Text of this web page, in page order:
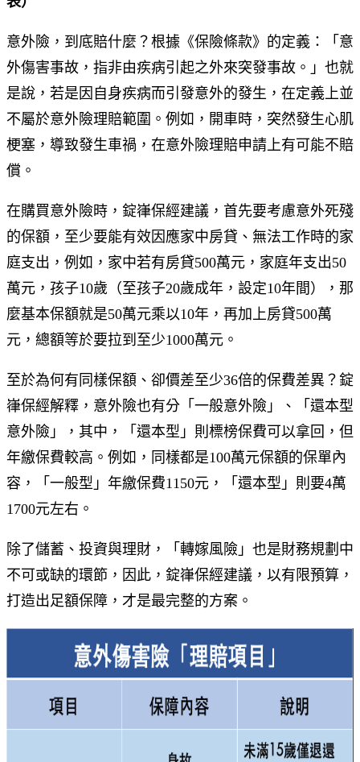
意外險，到底賠什麼？根據《保險條款》的定義：「意
外傷害事故，指非由疾病引起之外來突發事故。」也就
是說，若是因自身疾病而引發意外的發生，在定義上並
不屬於意外險理賠範圍。例如，開車時，突然發生心肌
梗塞，導致發生車禍，在意外險理賠申請上有可能不賠
償。
在購買意外險時，錠嵂保經建議，首先要考慮意外死殘
的保額，至少要能有效因應家中房貸、無法工作時的家
庭支出，例如，家中若有房貸500萬元，家庭年支出50
萬元，孩子10歲（至孩子20歲成年，設定10年間），那
麼基本保額就是50萬元乘以10年，再加上房貸500萬
元，總額等於要拉到至少1000萬元。
至於為何有同樣保額、卻價差至少36倍的保費差異？錠
嵂保經解釋，意外險也有分「一般意外險」、「還本型
意外險」，其中，「還本型」則標榜保費可以拿回，但
年繳保費較高。例如，同樣都是100萬元保額的保單內
容，「一般型」年繳保費1150元，「還本型」則要4萬
1700元左右。
除了儲蓄、投資與理財，「轉嫁風險」也是財務規劃中
不可或缺的環節，因此，錠嵂保經建議，以有限預算，
打造出足額保障，才是最完整的方案。